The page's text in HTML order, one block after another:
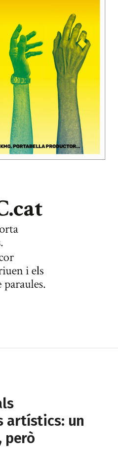
artístics: un
però